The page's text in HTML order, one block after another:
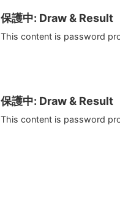
保護中: Draw & Result
This content is password
保護中: Draw & Result
This content is password